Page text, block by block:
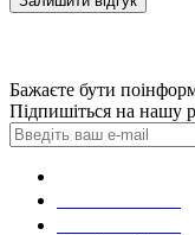
Бажаєте бути
Підпишіться на нашу